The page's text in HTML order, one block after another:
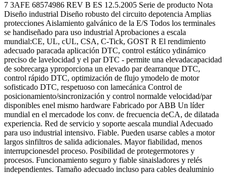
7 3AFE 68574986 REV B ES 12.5.2005 Serie de producto Nota
Diseño industrial Diseño robusto del circuito depotencia Amplias
protecciones Aislamiento galvánico de la E/S Todos los terminales
se handiseñado para uso industrial Aprobaciones a escala
mundial:CE, UL, cUL, CSA, C-Tick, GOST R El rendimiento
adecuado paracada aplicación DTC, control estático ydinámico
preciso de lavelocidad y el par DTC - permite una elevadacapacidad
de sobrecarga yproporciona un elevado par dearranque DTC,
control rápido DTC, optimización de flujo ymodelo de motor
sofisticado DTC, respetuoso con lamecánica Control de
posicionamiento/sincronización y control normalde velocidad/par
disponibles enel mismo hardware Fabricado por ABB Un líder
mundial en el mercadode los conv. de frecuencia deCA, de dilatada
experiencia. Red de servicio y soporte aescala mundial Adecuado
para uso industrial intensivo. Fiable. Pueden usarse cables a motor
largos sinfiltros de salida adicionales. Mayor fiabilidad, menos
interrupcionesdel proceso. Posibilidad de protegermotores y
procesos. Funcionamiento seguro y fiable sinaisladores y relés
independientes. Tamaño adecuado incluso para cables dealuminio